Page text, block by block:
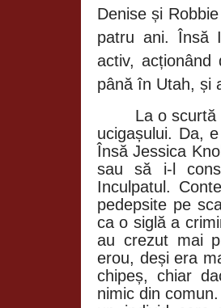
Denise și
patru ani. Însă
activ, acționând
până în Utah, și
La o
ucigașului. Da,
Însă Jessica
sau să i-l
Inculpatul.
pedepsite pe
ca o siglă a
au crezut mai
erou, deși era
chipeș, chiar
nimic din